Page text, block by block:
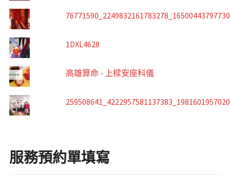
1DXL4628
高雄算命 - 上樑安座科儀
服務預約單填寫